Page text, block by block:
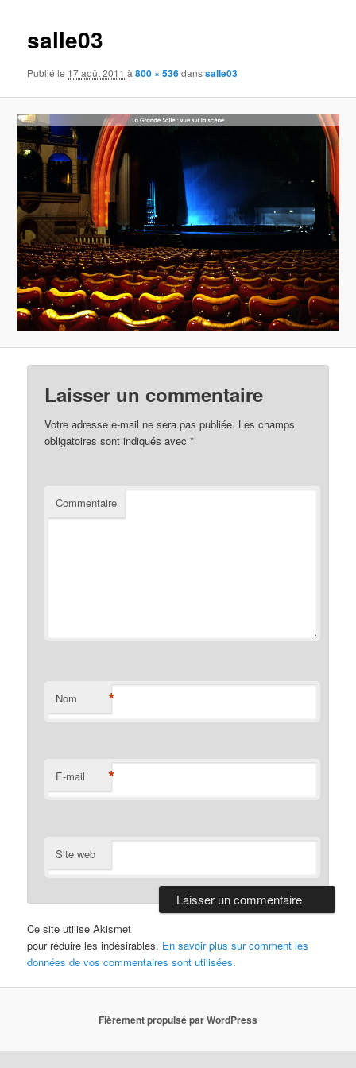
salle03
Publié le 17 août 2011 à800 × 536danssalle03
Laisser un commentaire
Votre adresse e-mail ne sera pas publiée. Les champs
obligatoires sont indiqués avec*
Commentaire
Nom *
E-mail *
Site web
Ce site utilise Akismet
pour réduire les indésirables. En savoir plus sur comment les
données de vos commentaires sont utilisées.
Fièrement propulsé par WordPress